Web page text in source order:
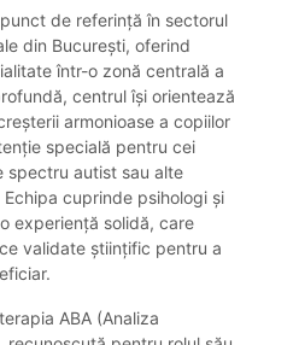
de referință în sectorul
din București, oferind
într-o zonă centrală a
centrul își orientează
armonioase a copiilor
specială pentru cei
spectru autist sau alte
cuprinde psihologi și
experiență solidă, care
validate științific pentru a
ABA (Analiza